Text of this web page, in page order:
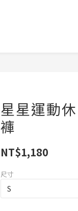
星星運動
褲
NT$1,180
尺寸